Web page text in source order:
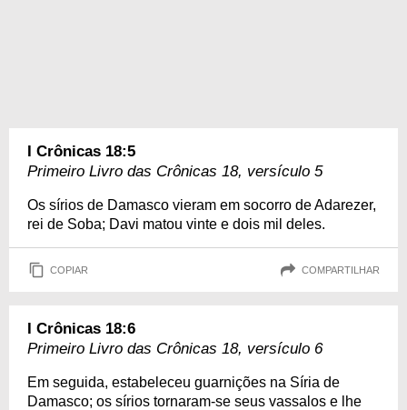
I Crônicas 18:5
Primeiro Livro das Crônicas 18, versículo 5
Os sírios de Damasco vieram em socorro de Adarezer,
rei de Soba; Davi matou vinte e dois mil deles.
COPIAR COMPARTILHAR
I Crônicas 18:6
Primeiro Livro das Crônicas 18, versículo 6
Em seguida, estabeleceu guarnições na Síria de
Damasco; os sírios tornaram-se seus vassalos e lhe